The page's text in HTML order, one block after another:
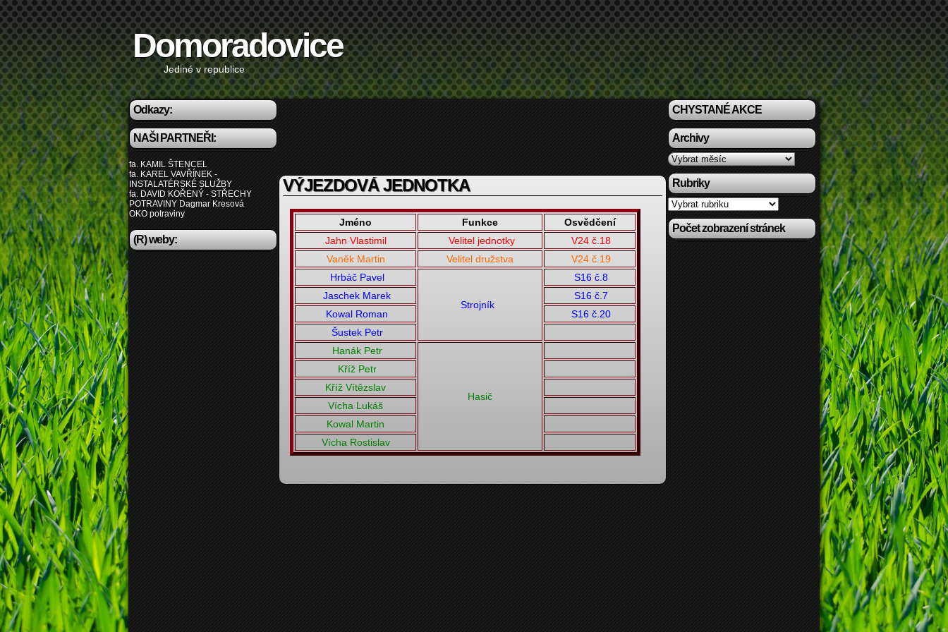
Domoradovice
Jediné v republice
Odkazy:
NAŠI PARTNEŘI:
fa. KAMIL ŠTENCEL
fa. KAREL VAVŘÍNEK -
INSTALATÉRSKÉ SLUŽBY
fa. DAVID KOŘENÝ - STŘECHY
POTRAVINY Dagmar Kresová
OKO potraviny
(R) weby:
VÝJEZDOVÁ JEDNOTKA
Jméno Funkce
Osvědčení
Jahn Vlastimil
Velitel jednotky
V24 č.18
Vaněk Martin
Velitel družstva
V24 č.19
Hrbáč Pavel
Strojník
S16 č.8
Jaschek Marek
S16 č.7
Kowal Roman
S16 č.20
Šustek Petr
Hanák Petr
Hasič
Kříž Petr
Kříž Vítězslav
Vícha Lukáš
Kowal Martin
Vícha Rostislav
CHYSTANÉ AKCE
Archivy
Archivy
Rubriky
Rubriky
Počet zobrazení stránek